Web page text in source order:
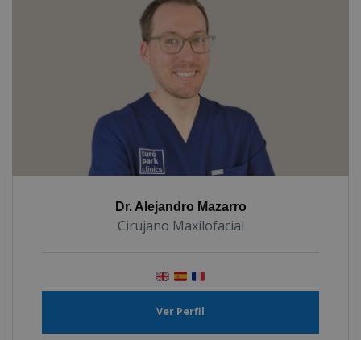
Dr. Alejandro Mazarro
Cirujano Maxilofacial
Ver Perfil